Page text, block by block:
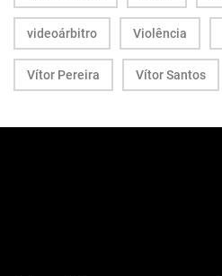
videoárbitro Violência
Vítor Pereira Vítor Santos